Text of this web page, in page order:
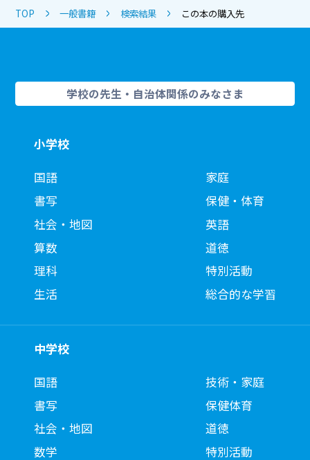
TOP 一般書籍 検索結果 この本の購入先
学校の先生・自治体関係のみなさま
小学校
国語
書写
社会・地図
算数
理科
生活
家庭
保健・体育
英語
道徳
特別活動
総合的な学習
中学校
国語
書写
社会・地図
数学
技術・家庭
保健体育
道徳
特別活動